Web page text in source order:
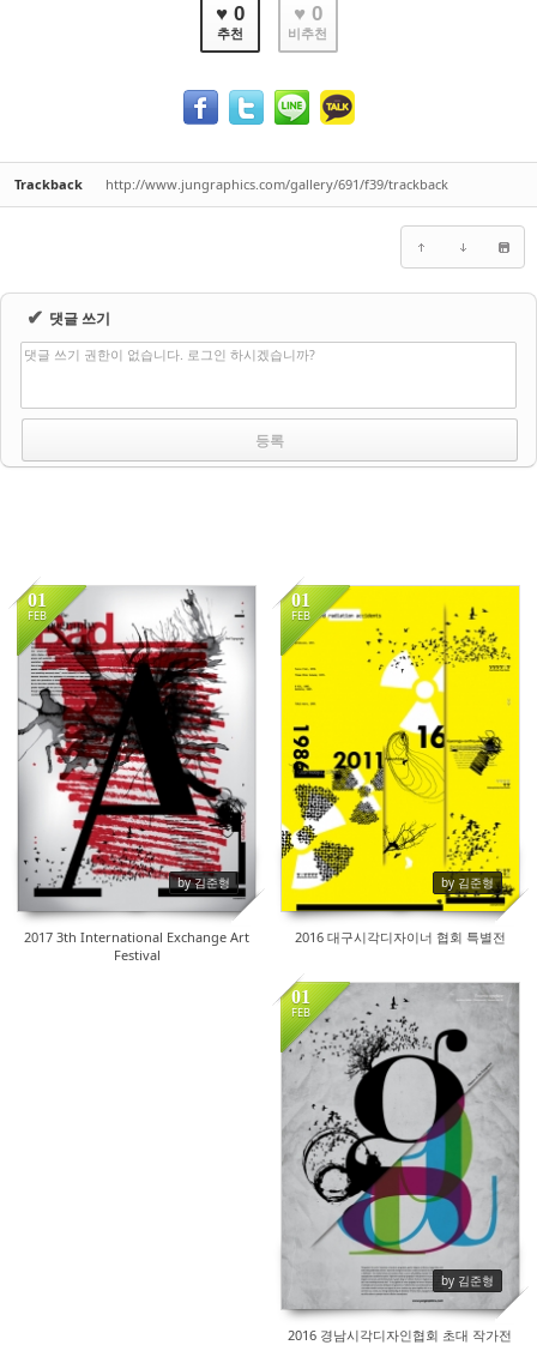
♥ 0
추천
♥ 0
비추천
Trackback http://www.jungraphics.com/gallery/691/f39/trackback
✔ 댓글 쓰기
댓글 쓰기 권한이 없습니다. 로그인 하시겠습니까?
01
FEB
by 김준형
15117
2017 3th International Exchange Art
Festival
01
FEB
by 김준형
14583
2016 대구시각디자이너 협회 특별전
01
FEB
by 김준형
17818
2016 경남시각디자인협회 초대 작가전